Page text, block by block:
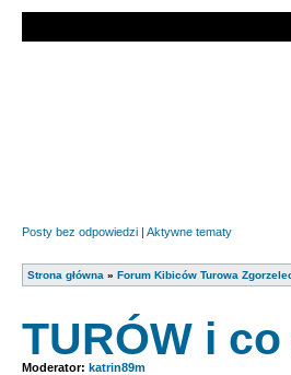
Posty bez odpowiedzi | Aktywne tematy
Strona główna » Forum Kibiców Turowa
TURÓW i
Moderator: katrin89m